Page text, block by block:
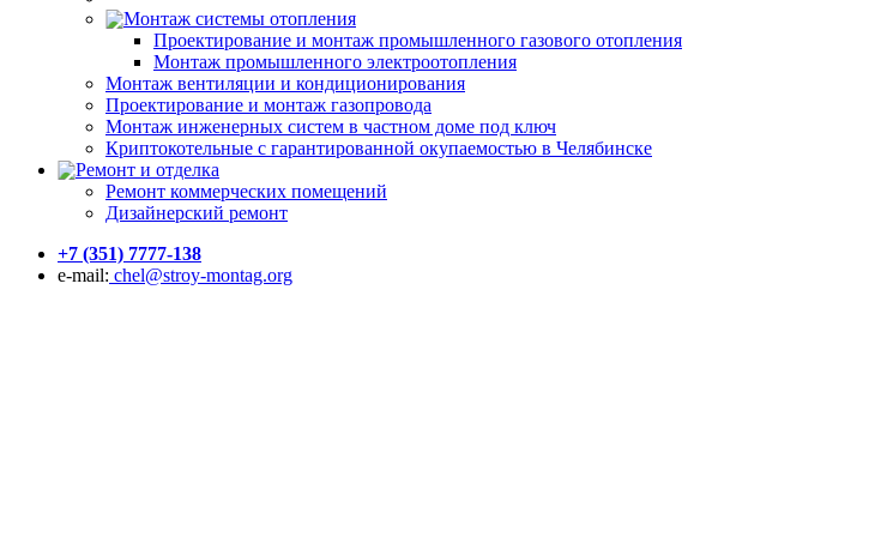
Монтаж системы отопления
Проектирование и монтаж промышленного газового отопления
Монтаж промышленного электроотопления
Монтаж вентиляции и кондиционирования
Проектирование и монтаж газопровода
Монтаж инженерных систем в частном доме под ключ
Криптокотельные с гарантированной окупаемостью в Челябинске
Ремонт и отделка
Ремонт коммерческих помещений
Дизайнерский ремонт
+7 (351) 7777-138
e-mail: chel@stroy-montag.org